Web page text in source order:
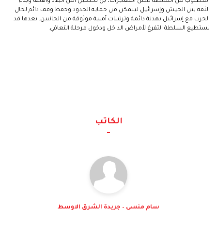
الثقة بين الجيش وإسرائيل ليتمكن من حماية الحدود وحفظ وقف دائم لحال
الحرب مع إسرائيل بهدنة دائمة وترتيبات أمنية موثوقة من الجانبين. بعدها قد
تستطيع السلطة التفرغ لأمراض الداخل ودخول مرحلة التعافي.
الكاتب
سام منسى – جريدة الشرق الاوسط